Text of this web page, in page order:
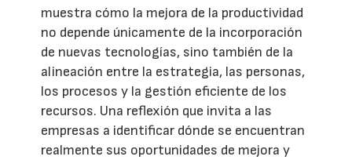
muestra cómo la mejora de la productividad
no depende únicamente de la incorporación
de nuevas tecnologías, sino también de la
alineación entre la estrategia, las personas,
los procesos y la gestión eficiente de los
recursos. Una reflexión que invita a las
empresas a identificar dónde se encuentran
realmente sus oportunidades de mejora y